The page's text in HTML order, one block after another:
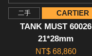
二手 CARTIER
TANK MUST 60026
21*28mm
NT$ 68,860